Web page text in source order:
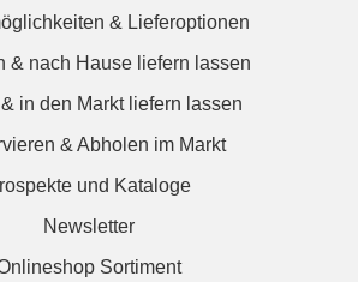
& Lieferoptionen
& nach Hause liefern lassen
in den Markt liefern lassen
& Abholen im Markt
und Kataloge
Newsletter
Sortiment